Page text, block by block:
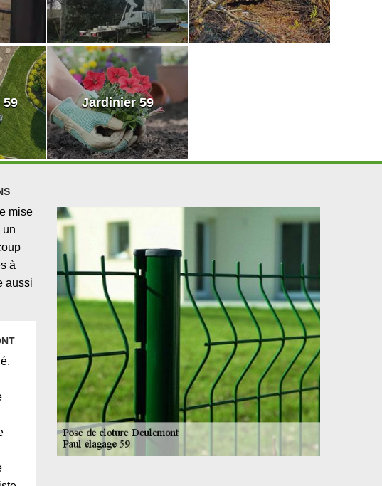
Jardinier 59
mise
un
à
aussi